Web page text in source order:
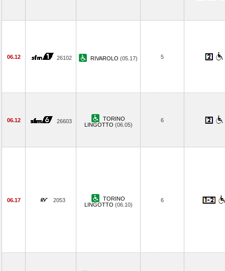
06.12 26102 RIVAROLO (05.17) 5
06.12 26603
TORINO
LINGOTTO (06.05)
6
06.17 2053
TORINO
LINGOTTO (06.10)
6